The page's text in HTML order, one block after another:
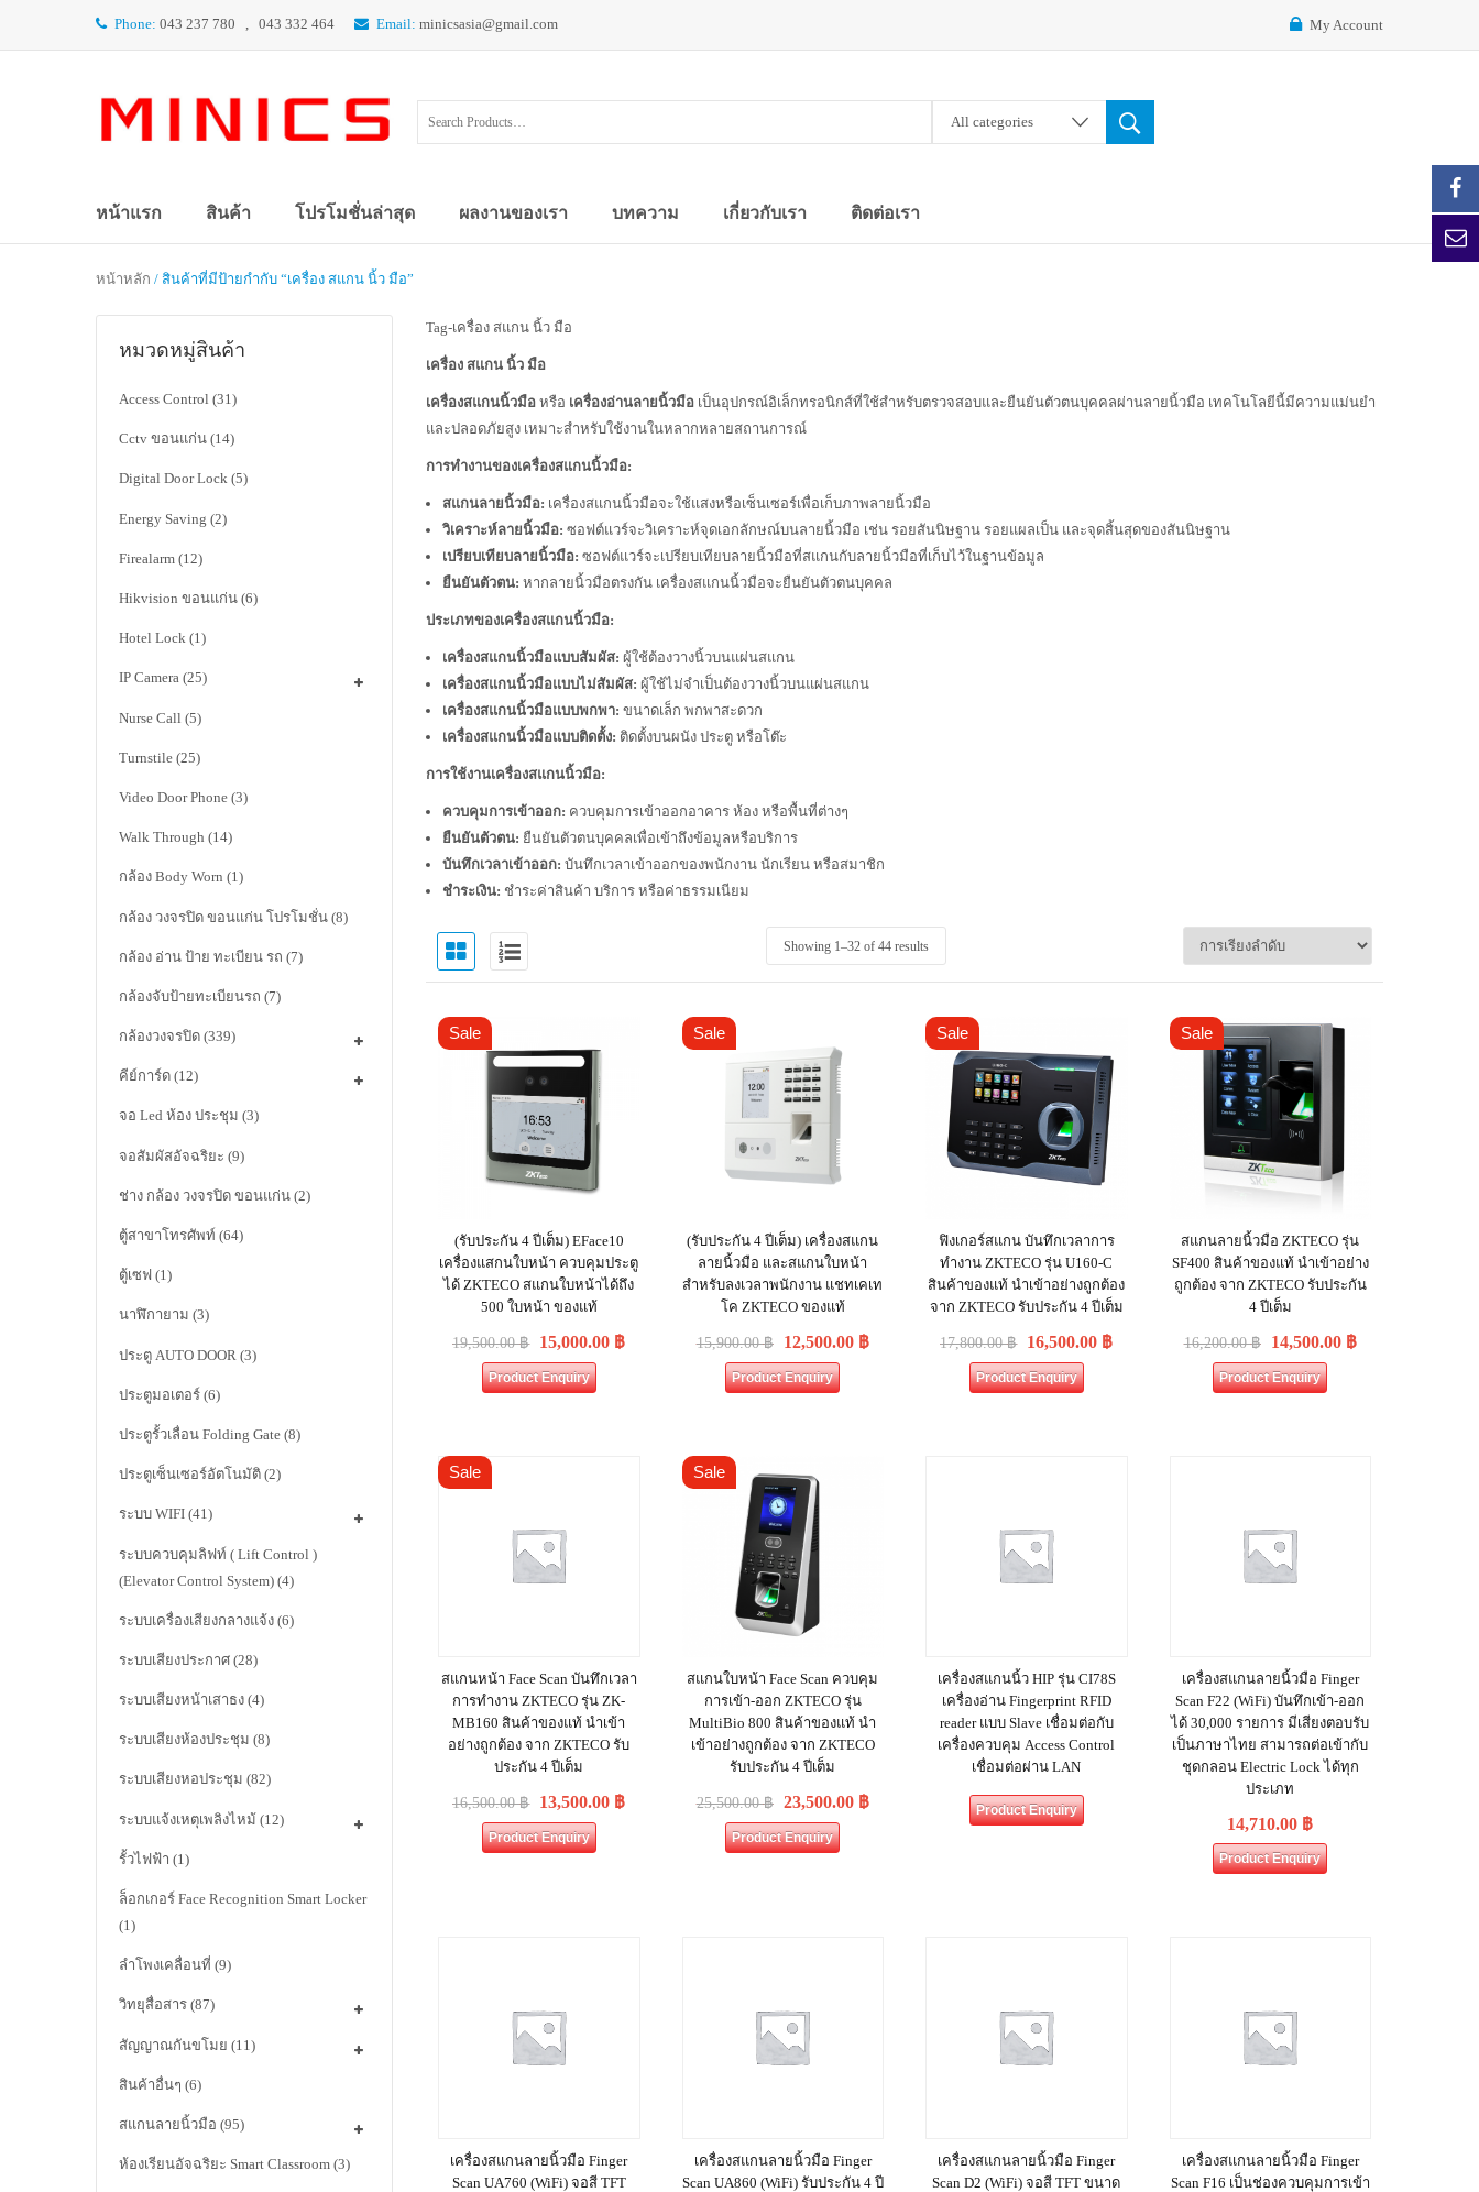
Phone: 043 237 780 , 043 332 464 Email: minicsasia@gmail.com My Account
All categories
หน้าแรก สินค้า โปรโมชั่นล่าสุด ผลงานของเรา บทความ เกี่ยวกับเรา ติดต่อเรา
หน้าหลัก / สินค้าที่มีป้ายกำกับ “เครื่อง สแกน นิ้ว มือ”
หมวดหมู่สินค้า
Access Control (31)
Cctv ขอนแก่น (14)
Digital Door Lock (5)
Energy Saving (2)
Firealarm (12)
Hikvision ขอนแก่น (6)
Hotel Lock (1)
IP Camera (25)
Nurse Call (5)
Turnstile (25)
Video Door Phone (3)
Walk Through (14)
กล้อง Body Worn (1)
กล้อง วงจรปิด ขอนแก่น โปรโมชั่น (8)
กล้อง อ่าน ป้าย ทะเบียน รถ (7)
กล้องจับป้ายทะเบียนรถ (7)
กล้องวงจรปิด (339)
คีย์การ์ด (12)
จอ Led ห้อง ประชุม (3)
จอสัมผัสอัจฉริยะ (9)
ช่าง กล้อง วงจรปิด ขอนแก่น (2)
ตู้สาขาโทรศัพท์ (64)
ตู้เซฟ (1)
นาฬิกายาม (3)
ประตู AUTO DOOR (3)
ประตูมอเตอร์ (6)
ประตูรั้วเลื่อน Folding Gate (8)
ประตูเซ็นเซอร์อัตโนมัติ (2)
ระบบ WIFI (41)
ระบบควบคุมลิฟท์ ( Lift Control )
(Elevator Control System) (4)
ระบบเครื่องเสียงกลางแจ้ง (6)
ระบบเสียงประกาศ (28)
ระบบเสียงหน้าเสาธง (4)
ระบบเสียงห้องประชุม (8)
ระบบเสียงหอประชุม (82)
ระบบแจ้งเหตุเพลิงไหม้ (12)
รั้วไฟฟ้า (1)
ล็อกเกอร์ Face Recognition Smart Locker
(1)
ลำโพงเคลื่อนที่ (9)
วิทยุสื่อสาร (87)
สัญญาณกันขโมย (11)
สินค้าอื่นๆ (6)
สแกนลายนิ้วมือ (95)
ห้องเรียนอัจฉริยะ Smart Classroom (3)
Tag-เครื่อง สแกน นิ้ว มือ
เครื่อง สแกน นิ้ว มือ
เครื่องสแกนนิ้วมือ หรือ เครื่องอ่านลายนิ้วมือ เป็นอุปกรณ์อิเล็กทรอนิกส์ที่ใช้สำหรับตรวจสอบและยืนยันตัวตนบุคคลผ่านลายนิ้วมือ เทคโนโลยีนี้มีความแม่นยำ
และปลอดภัยสูง เหมาะสำหรับใช้งานในหลากหลายสถานการณ์
การทำงานของเครื่องสแกนนิ้วมือ:
สแกนลายนิ้วมือ: เครื่องสแกนนิ้วมือจะใช้แสงหรือเซ็นเซอร์เพื่อเก็บภาพลายนิ้วมือ
วิเคราะห์ลายนิ้วมือ: ซอฟต์แวร์จะวิเคราะห์จุดเอกลักษณ์บนลายนิ้วมือ เช่น รอยสันนิษฐาน รอยแผลเป็น และจุดสิ้นสุดของสันนิษฐาน
เปรียบเทียบลายนิ้วมือ: ซอฟต์แวร์จะเปรียบเทียบลายนิ้วมือที่สแกนกับลายนิ้วมือที่เก็บไว้ในฐานข้อมูล
ยืนยันตัวตน: หากลายนิ้วมือตรงกัน เครื่องสแกนนิ้วมือจะยืนยันตัวตนบุคคล
ประเภทของเครื่องสแกนนิ้วมือ:
เครื่องสแกนนิ้วมือแบบสัมผัส: ผู้ใช้ต้องวางนิ้วบนแผ่นสแกน
เครื่องสแกนนิ้วมือแบบไม่สัมผัส: ผู้ใช้ไม่จำเป็นต้องวางนิ้วบนแผ่นสแกน
เครื่องสแกนนิ้วมือแบบพกพา: ขนาดเล็ก พกพาสะดวก
เครื่องสแกนนิ้วมือแบบติดตั้ง: ติดตั้งบนผนัง ประตู หรือโต๊ะ
การใช้งานเครื่องสแกนนิ้วมือ:
ควบคุมการเข้าออก: ควบคุมการเข้าออกอาคาร ห้อง หรือพื้นที่ต่างๆ
ยืนยันตัวตน: ยืนยันตัวตนบุคคลเพื่อเข้าถึงข้อมูลหรือบริการ
บันทึกเวลาเข้าออก: บันทึกเวลาเข้าออกของพนักงาน นักเรียน หรือสมาชิก
ชำระเงิน: ชำระค่าสินค้า บริการ หรือค่าธรรมเนียม
Showing 1–32of 44 results
Sale
(รับประกัน 4 ปีเต็ม) EFace10
เครื่องแสกนใบหน้า ควบคุมประตู
ได้ ZKTECO สแกนใบหน้าได้ถึง
500 ใบหน้า ของแท้
19,500.00฿ 15,000.00 ฿
Product Enquiry
Sale
(รับประกัน 4 ปีเต็ม) เครื่องสแกน
ลายนิ้วมือ และสแกนใบหน้า
สำหรับลงเวลาพนักงาน แชทเคเท
โค ZKTECO ของแท้
15,900.00฿ 12,500.00 ฿
Product Enquiry
Sale
ฟิงเกอร์สแกน บันทึกเวลาการ
ทำงาน ZKTECO รุ่น U160-C
สินค้าของแท้ นำเข้าอย่างถูกต้อง
จาก ZKTECO รับประกัน 4 ปีเต็ม
17,800.00฿ 16,500.00 ฿
Product Enquiry
Sale
สแกนลายนิ้วมือ ZKTECO รุ่น
SF400 สินค้าของแท้ นำเข้าอย่าง
ถูกต้อง จาก ZKTECO รับประกัน
4 ปีเต็ม
16,200.00฿ 14,500.00 ฿
Product Enquiry
Sale
สแกนหน้า Face Scan บันทึกเวลา
การทำงาน ZKTECO รุ่น ZK-
MB160 สินค้าของแท้ นำเข้า
อย่างถูกต้อง จาก ZKTECO รับ
ประกัน 4 ปีเต็ม
16,500.00฿ 13,500.00 ฿
Product Enquiry
Sale
สแกนใบหน้า Face Scan ควบคุม
การเข้า-ออก ZKTECO รุ่น
MultiBio 800 สินค้าของแท้ นำ
เข้าอย่างถูกต้อง จาก ZKTECO
รับประกัน 4 ปีเต็ม
25,500.00฿ 23,500.00 ฿
Product Enquiry
เครื่องสแกนนิ้ว HIP รุ่น CI78S
เครื่องอ่าน Fingerprint RFID
reader แบบ Slave เชื่อมต่อกับ
เครื่องควบคุม Access Control
เชื่อมต่อผ่าน LAN
Product Enquiry
เครื่องสแกนลายนิ้วมือ Finger
Scan F22 (WiFi) บันทึกเข้า-ออก
ได้ 30,000 รายการ มีเสียงตอบรับ
เป็นภาษาไทย สามารถต่อเข้ากับ
ชุดกลอน Electric Lock ได้ทุก
ประเภท
14,710.00 ฿
Product Enquiry
เครื่องสแกนลายนิ้วมือ Finger
Scan UA760 (WiFi) จอสี TFT
เครื่องสแกนลายนิ้วมือ Finger
Scan UA860 (WiFi) รับประกัน 4 ปี
เครื่องสแกนลายนิ้วมือ Finger
Scan D2 (WiFi) จอสี TFT ขนาด
เครื่องสแกนลายนิ้วมือ Finger
Scan F16 เป็นช่องควบคุมการเข้า